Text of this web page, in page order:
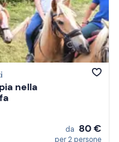
nella
da 80 €
per 2 persone